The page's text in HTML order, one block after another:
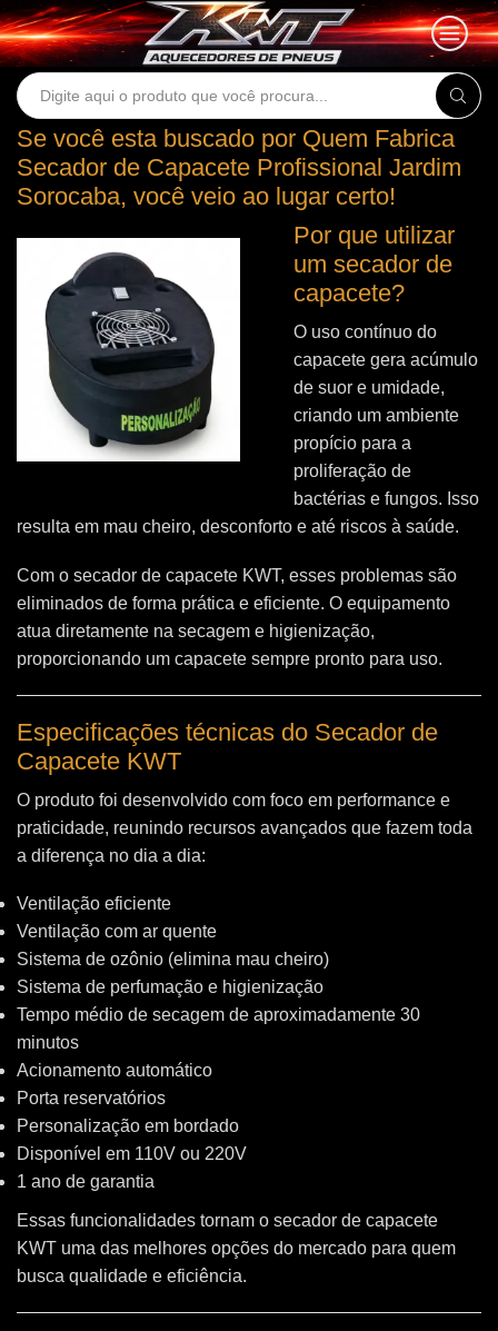
Search
Se você esta buscado por Quem Fabrica
Secador de Capacete Profissional Jardim
Sorocaba, você veio ao lugar certo!
Por que utilizar
um secador de
capacete?
O uso contínuo do
capacete gera acúmulo
de suor e umidade,
criando um ambiente
propício para a
proliferação de
bactérias e fungos. Isso
resulta em mau cheiro, desconforto e até riscos à saúde.
Com o secador de capacete KWT, esses problemas são
eliminados de forma prática e eficiente. O equipamento
atua diretamente na secagem e higienização,
proporcionando um capacete sempre pronto para uso.
Especificações técnicas do Secador de
Capacete KWT
O produto foi desenvolvido com foco em performance e
praticidade, reunindo recursos avançados que fazem toda
a diferença no dia a dia:
Ventilação eficiente
Ventilação com ar quente
Sistema de ozônio (elimina mau cheiro)
Sistema de perfumação e higienização
Tempo médio de secagem de aproximadamente 30
minutos
Acionamento automático
Porta reservatórios
Personalização em bordado
Disponível em 110V ou 220V
1 ano de garantia
Essas funcionalidades tornam o secador de capacete
KWT uma das melhores opções do mercado para quem
busca qualidade e eficiência.